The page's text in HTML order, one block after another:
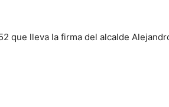
que lleva la firma del alcalde